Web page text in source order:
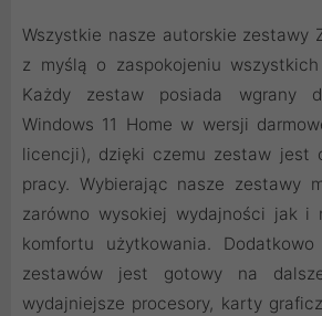
Wszystkie nasze autorskie zestawy
z myślą o zaspokojeniu
Każdy zestaw posiada wgrany
Windows 11 Home w wersji
licencji), dzięki czemu zestaw jest
pracy. Wybierając nasze zestawy
zarówno wysokiej wydajności jak i
komfortu użytkowania.
zestawów jest gotowy na
wydajniejsze procesory, karty